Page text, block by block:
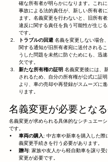
確な所有者が明らかになります。これ
事故による法的責任が、新しい所有者
ます。名義変更を行わないと、旧所有
違反に関する責任を負う可能性が生じ
です。
トラブルの回避 名義を変更しない場合
関する通知が旧所有者宛に送付される
うした問題を未然に防ぐためにも、迅
欠です。
新たな所有権の証明 名義変更後には、
されるため、自分の所有権が公式に証
より、車の売却や再登録がスムーズに
ります。
名義変更が必要とな
名義変更が求められる具体的なシチュエー
です。
車両の購入: 中古車や新車を購入した際
義変更手続きを行う必要があります。
贈与: 家族や友人から軽自動車を譲り受
変更が必要です。